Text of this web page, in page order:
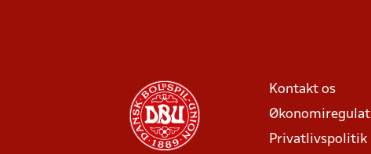
Kontakt os
Privatlivspolitik